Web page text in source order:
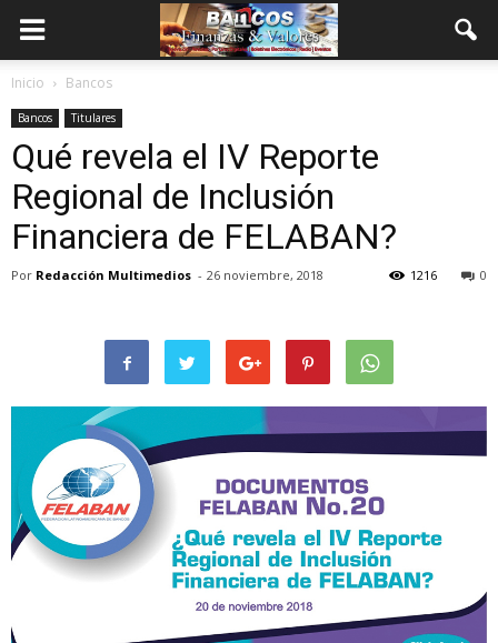
Inicio Bancos
Bancos Titulares
Qué revela el IV Reporte
Regional de Inclusión
Financiera de FELABAN?
Por Redacción Multimedios - 26 noviembre, 2018 0
1216